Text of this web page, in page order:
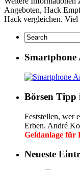
Angeboten, Hack
Hack vergleichen. Viel
Smartphone
Börsen Tipp
Feststellen, wer
Erben. André
Geldanlage für
Neueste